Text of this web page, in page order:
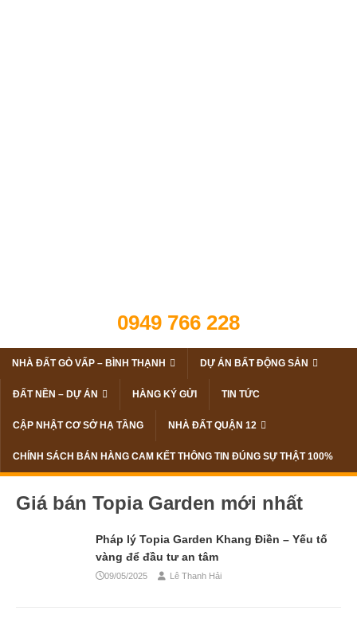
0949 766 228
NHÀ ĐẤT GÒ VẤP – BÌNH THẠNH DỰ ÁN BẤT ĐỘNG SẢN
ĐẤT NỀN – DỰ ÁN HÀNG KÝ GỬI TIN TỨC
CẬP NHẬT CƠ SỞ HẠ TẦNG NHÀ ĐẤT QUẬN 12
CHÍNH SÁCH BÁN HÀNG CAM KẾT THÔNG TIN ĐÚNG SỰ THẬT 100%
Giá bán Topia Garden mới nhất
Pháp lý Topia Garden Khang Điền – Yếu tố
vàng để đầu tư an tâm
09/05/2025 Lê Thanh Hải